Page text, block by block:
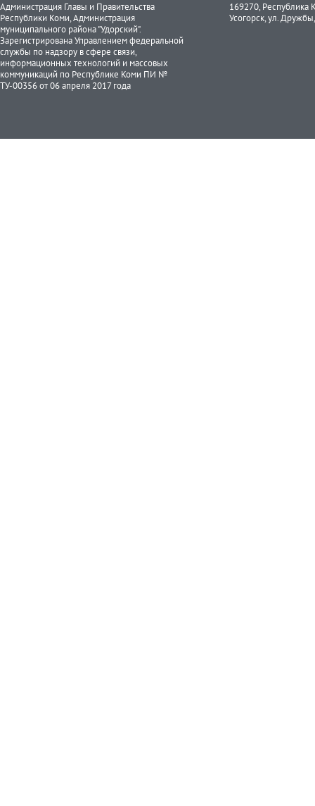
Администрация Главы и Правительства
Республики Коми, Администрация
муниципального района "Удорский".
Зарегистрирована Управлением федеральной
службы по надзору в сфере связи,
информационных технологий и массовых
коммуникаций по Республике Коми ПИ №
ТУ-00356 от 06 апреля 2017 года
169270, Республика
Усогорск, ул.